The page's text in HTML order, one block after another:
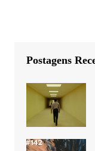
Postagens